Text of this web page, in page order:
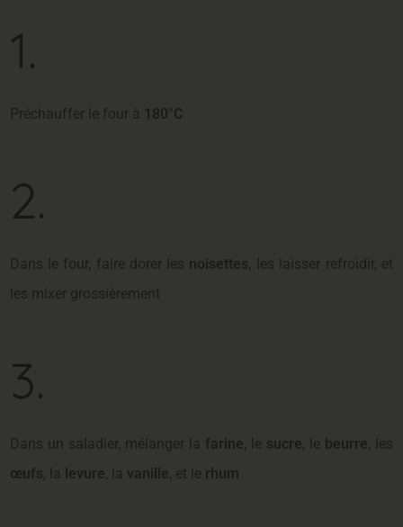
1.
Préchauffer le four à 180°C
2.
Dans le four, faire dorer les noisettes, les laisser refroidir, et
les mixer grossièrement
3.
Dans un saladier, mélanger la farine, le sucre, le beurre, les
œufs, la levure, la vanille, et le rhum